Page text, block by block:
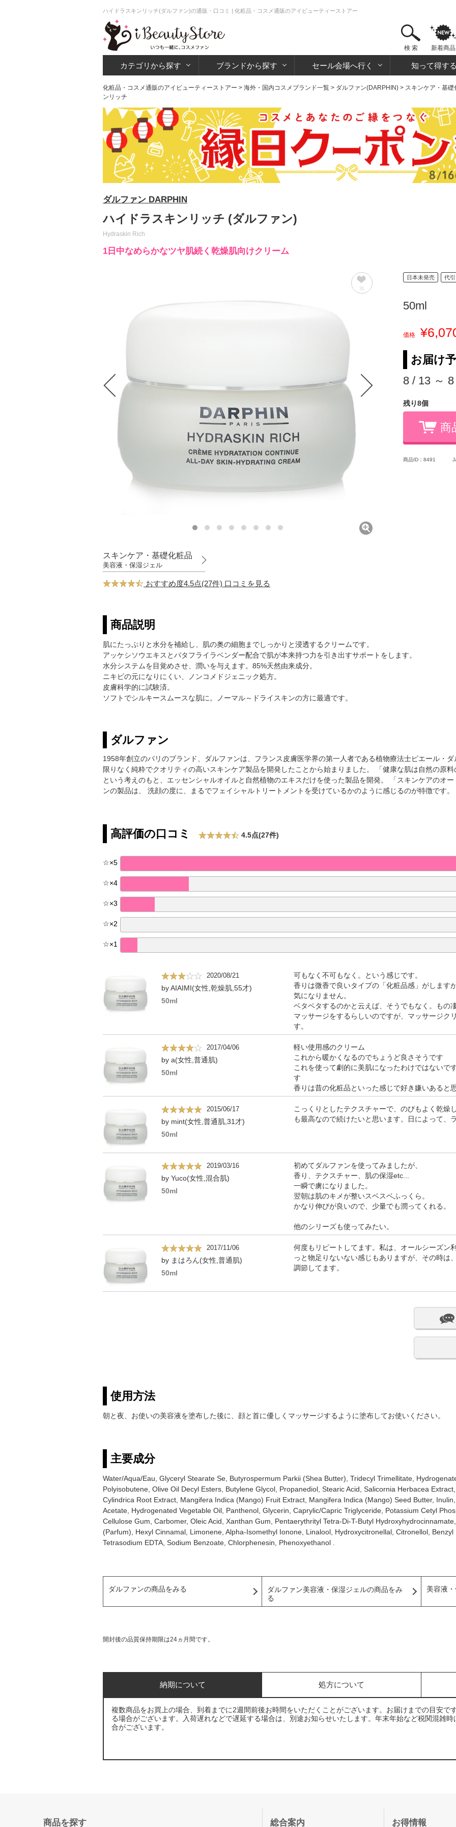
ハイドラスキンリッチ(ダルファン)の通販・口コミ | 化粧品・コスメ通販のアイビューティーストアー
検 索 新着商品
カテゴリから探す ブランドから探す セール会場へ行く 知って得する
化粧品・コスメ通販のアイビューティーストアー > 海外・国内コスメブランド一覧 > ダルファン(DARPHIN) > スキンケア・基礎
ンリッチ
ダルファン DARPHIN
ハイドラスキンリッチ (ダルファン)
Hydraskin Rich
1日中なめらかなツヤ肌続く乾燥肌向けクリーム
31
スキンケア・基礎化粧品
美容液・保湿ジェル
おすすめ度4.5点(27件) 口コミを見る
日本未発売 代
50ml
価格
お届け
8 / 13 ～
残り8個
商
商品ID：8491
商品説明
肌にたっぷりと水分を補給し、肌の奥の細胞までしっかりと浸透するクリームです。
アッケシソウエキスとバタフライラベンダー配合で肌が本来持つ力を引き出すサポートをします。
水分システムを目覚めさせ、潤いを与えます。85%天然由来成分。
ニキビの元になりにくい、ノンコメドジェニック処方。
皮膚科学的に試験済。
ソフトでシルキースムースな肌に。ノーマル～ドライスキンの方に最適です。
ダルファン
1958年創立のパリのブランド、ダルファンは、フランス皮膚医学界の第一人者である植物療法士ピエール・
限りなく純粋でクオリティの高いスキンケア製品を開発したことから始まりました。 「健康な肌は自然の原料
という考えのもと、エッセンシャルオイルと自然植物のエキスだけを使った製品を開発。 「スキンケアのオ
ンの製品は、 洗顔の度に、まるでフェイシャルトリートメントを受けているかのように感じるのが特徴です。
高評価の口コミ 4.5点(27件)
☆×5
☆×4
☆×3
☆×2
☆×1
2020/08/21
by AIAIMI(女性,乾燥肌,55才)
50ml
可もなく不可もなく。という感じです。
香りは微香で良いタイプの「化粧品感」がします
気になりません。
ベタベタするのかと云えば、そうでもなく。もの
マッサージをするらしいのですが、マッサージク
す。
2017/04/06
by a(女性,普通肌)
50ml
軽い使用感のクリーム
これから暖かくなるのでちょうど良さそうです
これを使って劇的に美肌になったわけではないで
す
香りは昔の化粧品といった感じで好き嫌いあると
2015/06/17
by mint(女性,普通肌,31才)
50ml
こっくりとしたテクスチャーで、のびもよく乾燥
も最高なので続けたいと思います。日によって、
2019/03/16
by Yuco(女性,混合肌)
50ml
初めてダルファンを使ってみましたが、
香り、テクスチャー、肌の保湿etc...
一瞬で虜になりました。
翌朝は肌のキメが整いスベスベふっくら。
かなり伸びが良いので、少量でも潤ってくれる。
他のシリーズも使ってみたい。
2017/11/06
by まはろん(女性,普通肌)
50ml
何度もリピートしてます。私は、オールシーズン
っと物足りないない感じもありますが、その時は
調節してます。
使用方法
朝と夜、お使いの美容液を塗布した後に、顔と首に優しくマッサージするように塗布してお使いください。
主要成分
Water/Aqua/Eau, Glyceryl Stearate Se, Butyrospermum Parkii (Shea Butter), Tridecyl Trimellitate,
Polyisobutene, Olive Oil Decyl Esters, Butylene Glycol, Propanediol, Stearic Acid, Salicornia Herbacea
Cylindrica Root Extract, Mangifera Indica (Mango) Fruit Extract, Mangifera Indica (Mango) Seed Butter,
Acetate, Hydrogenated Vegetable Oil, Panthenol, Glycerin, Caprylic/Capric Triglyceride, Potassium Cetyl
Cellulose Gum, Carbomer, Oleic Acid, Xanthan Gum, Pentaerythrityl Tetra-Di-T-Butyl
(Parfum), Hexyl Cinnamal, Limonene, Alpha-Isomethyl Ionone, Linalool, Hydroxycitronellal, Citronellol, Benzyl
Tetrasodium EDTA, Sodium Benzoate, Chlorphenesin, Phenoxyethanol
ダルファンの商品をみる
ダルファン美容液・保湿ジェルの商品をみ
る
美容液
開封後の品質保持期限は24ヵ月間です。
納期について 処方について
複数商品をお買上の場合、到着までに2週間前後お時間をいただくことがございます。お届けまでの目安で
る場合がございます。入荷遅れなどで遅延する場合は、別途お知らせいたします。年末年始など税関混雑
合がございます。
商品を探す 総合案内 お得情報